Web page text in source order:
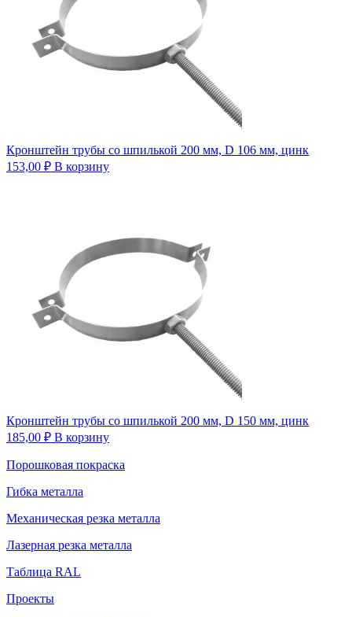
Кронштейн трубы со шпилькой 200 мм, D 106 мм, цинк
153,00 ₽ В корзину
Кронштейн трубы со шпилькой 200 мм, D 150 мм, цинк
185,00 ₽ В корзину
Порошковая покраска
Гибка металла
Механическая резка металла
Лазерная резка металла
Таблица RAL
Проекты